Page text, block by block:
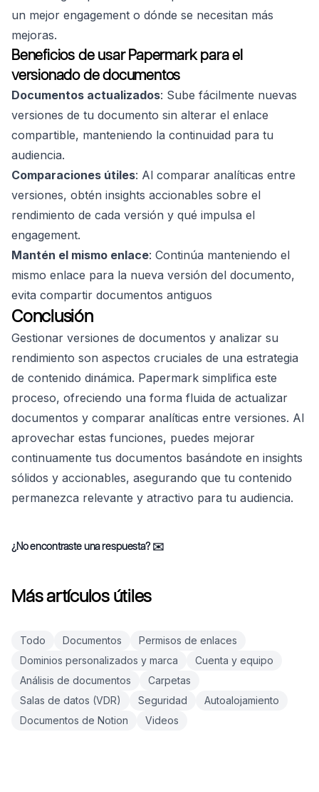
un mejor engagement o dónde se necesitan más
mejoras.
Beneficios de usar Papermark para el
versionado de documentos
Documentos actualizados: Sube fácilmente nuevas
versiones de tu documento sin alterar el enlace
compartible, manteniendo la continuidad para tu
audiencia.
Comparaciones útiles: Al comparar analíticas entre
versiones, obtén insights accionables sobre el
rendimiento de cada versión y qué impulsa el
engagement.
Mantén el mismo enlace: Continúa manteniendo el
mismo enlace para la nueva versión del documento,
evita compartir documentos antiguos
Conclusión
Gestionar versiones de documentos y analizar su
rendimiento son aspectos cruciales de una estrategia
de contenido dinámica. Papermark simplifica este
proceso, ofreciendo una forma fluida de actualizar
documentos y comparar analíticas entre versiones. Al
aprovechar estas funciones, puedes mejorar
continuamente tus documentos basándote en insights
sólidos y accionables, asegurando que tu contenido
permanezca relevante y atractivo para tu audiencia.
¿No encontraste una respuesta? ✉️
Más artículos útiles
Todo Documentos
Permisos de enlaces
Dominios personalizados y marca
Cuenta y equipo
Análisis de documentos
Carpetas
Salas de datos (VDR)
Seguridad
Autoalojamiento
Documentos de Notion
Videos